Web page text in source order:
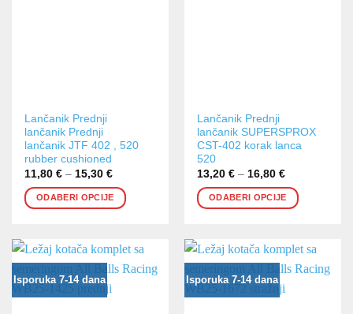
Lančanik Prednji
lančanik Prednji
lančanik JTF 402 , 520
rubber cushioned
11,80€ – 15,30€
od
11,80 €
ODABERI OPCIJE
Ovaj
proizvod
ima
više
varijanti.
Opcije
odabrati
na
stranici
proizvoda
Lančanik Prednji
lančanik SUPERSPROX
CST-402 korak lanca
520
13,20€ – 16,80€
od
13,20 €
ODABERI OPCIJE
Ovaj
proizvod
ima
više
varijanti.
Opcije
odabrati
na
stranici
proizvoda
Isporuka 7-14 dana Isporuka 7-14 dana